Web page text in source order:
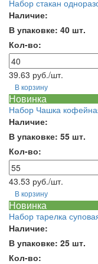
Набор стакан
Наличие:
В упаковке: 40 шт.
Кол-во:
39.63 руб./шт.
В корзину
Новинка
Набор Чашка
Наличие:
В упаковке: 55 шт.
Кол-во:
43.53 руб./шт.
В корзину
Новинка
Набор тарелка
Наличие:
В упаковке: 25 шт.
Кол-во: